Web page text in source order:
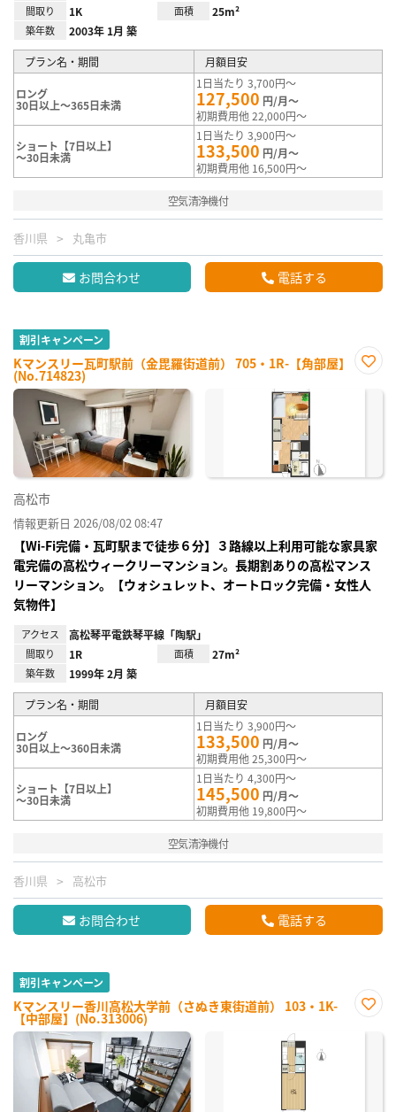
間取り 1K 面積 25m²
築年数 2003年 1月 築
プラン名・期間 月額目安
ロング
30日以上～365日未満
1日当たり 3,700円～
127,500 円/月～
初期費用他 22,000円～
ショート【7日以上】
～30日未満
1日当たり 3,900円～
133,500 円/月～
初期費用他 16,500円～
空気清浄機付
香川県 丸亀市
お問合わせ 電話する
割引キャンペーン
Kマンスリー瓦町駅前（金毘羅街道前） 705・1R-【角部屋】
(No.714823)
に入
高松市
情報更新日 2026/08/02 08:47
【Wi-Fi完備・瓦町駅まで徒歩６分】３路線以上利用可能な家具家
電完備の高松ウィークリーマンション。長期割ありの高松マンス
リーマンション。【ウォシュレット、オートロック完備・女性人
気物件】
アクセス 高松琴平電鉄琴平線「陶駅」
間取り 1R 面積 27m²
築年数 1999年 2月 築
プラン名・期間 月額目安
ロング
30日以上～360日未満
1日当たり 3,900円～
133,500 円/月～
初期費用他 25,300円～
ショート【7日以上】
～30日未満
1日当たり 4,300円～
145,500 円/月～
初期費用他 19,800円～
空気清浄機付
香川県 高松市
お問合わせ 電話する
割引キャンペーン
Kマンスリー香川高松大学前（さぬき東街道前） 103・1K-
【中部屋】(No.313006)
に入